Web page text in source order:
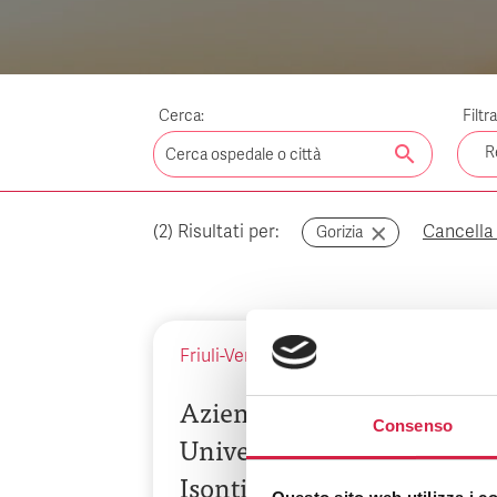
Consenso
Cerca:
search
(2) Risultati per: Gorizia
Friuli-Venezia Giulia
Azienda Sanitaria
Universitaria Giuliano
Isontina – Ospedale di